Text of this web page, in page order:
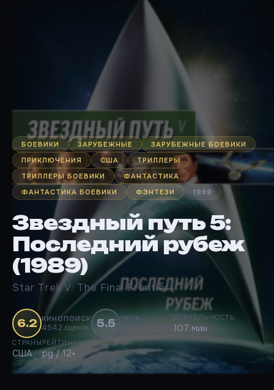
БОЕВИКИ ЗАРУБЕЖНЫЕ
ЗАРУБЕЖНЫЕ БОЕВИКИ
ПРИКЛЮЧЕНИЯ
США
ТРИЛЛЕРЫ
ТРИЛЛЕРЫ БОЕВИКИ
ФАНТАСТИКА
ФАНТАСТИКА БОЕВИКИ
ФЭНТЕЗИ 1989
Звездный путь 5:
Последний рубеж
(1989)
Star Trek V: The Final Frontier
6.2 КИНОПОИСК
4542 оценок 5.5 IMDB
68000 оценок
ДЛИТЕЛЬНОСТЬ
107 мин
СТРАНЫ
США
РЕЙТИНГ
pg / 12+